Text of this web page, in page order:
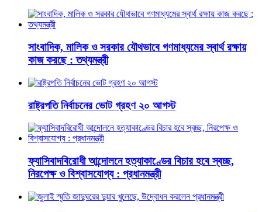
সাংবাদিক, মালিক ও সরকার যৌথভাবে গণমাধ্যমের স্বার্থ রক্ষায়
কাজ করছে : তথ্যমন্ত্রী
রাষ্ট্রপতি নির্বাচনের ভোট গ্রহণ ২০ আগস্ট
ফ্যাসিবাদবিরোধী আন্দোলনে হত্যাকাণ্ডের বিচার হবে স্বচ্ছ,
নিরপেক্ষ ও বিশ্বাসযোগ্য : প্রধানমন্ত্রী